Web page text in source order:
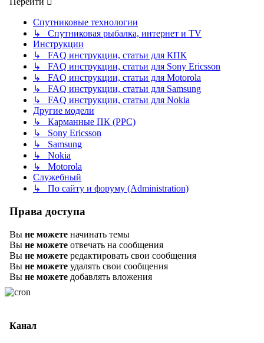
Спутниковые технологии
↳ Спутниковая рыбалка, интернет и TV
Инструкции
↳ FAQ инструкции, статьи для КПК
↳ FAQ инструкции, статьи для Sony Ericsson
↳ FAQ инструкции, статьи для Motorola
↳ FAQ инструкции, статьи для Samsung
↳ FAQ инструкции, статьи для Nokia
Другие модели
↳ Карманные ПК (PPC)
↳ Sony Ericsson
↳ Samsung
↳ Nokia
↳ Motorola
Служебный
↳ По сайту и форуму (Administration)
Права доступа
Вы не можете начинать темы
Вы не можете отвечать на сообщения
Вы не можете редактировать свои сообщения
Вы не можете удалять свои сообщения
Вы не можете добавлять вложения
Канал